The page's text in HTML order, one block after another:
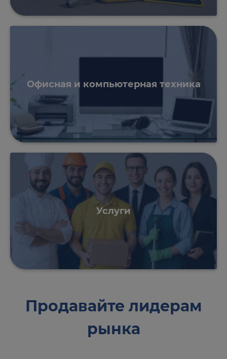
Офисная и компьютерная техника
Услуги
Продавайте лидерам
рынка